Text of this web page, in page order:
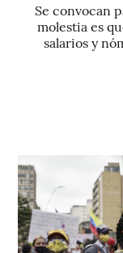
Se convocan
molestia es
salarios y